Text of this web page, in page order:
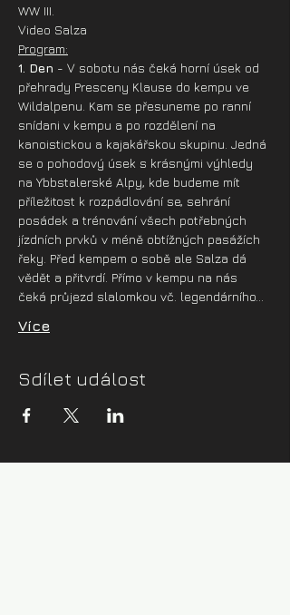
WW III.
Video Salza
Program:
1. Den - V sobotu nás čeká horní úsek od
přehrady Presceny Klause do kempu ve
Wildalpenu. Kam se přesuneme po ranní
snídani v kempu a po rozdělení na
kanoistickou a kajakářskou skupinu. Jedná
se o pohodový úsek s krásnými výhledy
na Ybbstalerské Alpy, kde budeme mít
příležitost k rozpádlování se, sehrání
posádek a trénování všech potřebných
jízdních prvků v méně obtížných pasážích
řeky. Před kempem o sobě ale Salza dá
vědět a přitvrdí. Přímo v kempu na nás
čeká průjezd slalomkou vč. legendárního…
Více
Sdílet událost